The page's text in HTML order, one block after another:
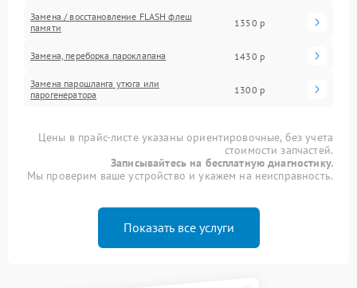
Замена / восстановление FLASH флеш
памяти
1350 р
Замена, переборка пароклапана 1430 р
Замена парошланга утюга или
парогенератора
1300 р
Цены в прайс-листе указаны ориентировочные, без учета
стоимости запчастей.
Записывайтесь на бесплатную диагностику.
Мы проверим ваше устройство и укажем на неисправность.
Показать все услуги